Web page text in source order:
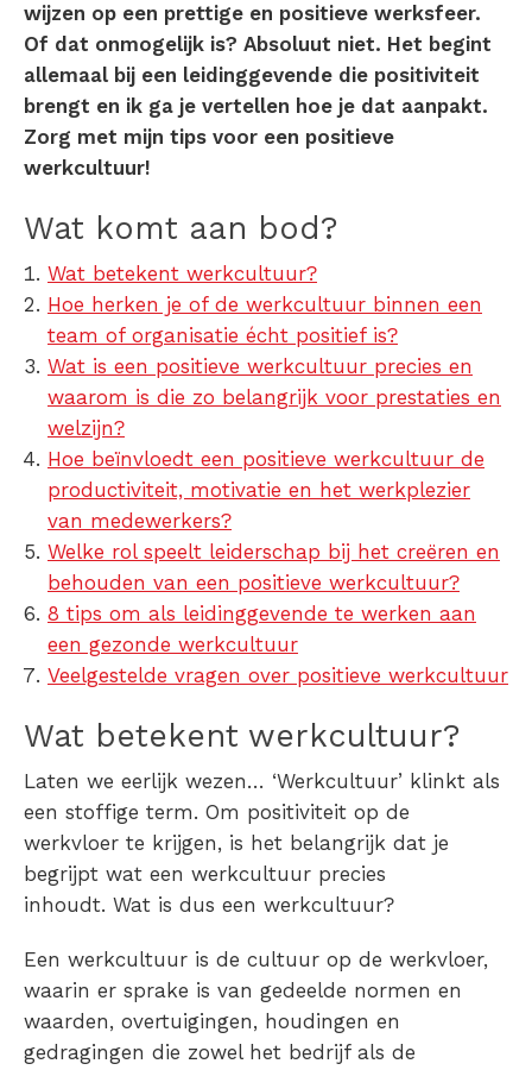
wijzen op een prettige en positieve werksfeer.
Of dat onmogelijk is? Absoluut niet. Het begint
allemaal bij een leidinggevende die positiviteit
brengt en ik ga je vertellen hoe je dat aanpakt.
Zorg met mijn tips voor een positieve
werkcultuur!
Wat komt aan bod?
Wat betekent werkcultuur?
Hoe herken je of de werkcultuur binnen een
team of organisatie écht positief is?
Wat is een positieve werkcultuur precies en
waarom is die zo belangrijk voor prestaties en
welzijn?
Hoe beïnvloedt een positieve werkcultuur de
productiviteit, motivatie en het werkplezier
van medewerkers?
Welke rol speelt leiderschap bij het creëren en
behouden van een positieve werkcultuur?
8 tips om als leidinggevende te werken aan
een gezonde werkcultuur
Veelgestelde vragen over positieve werkcultuur
Wat betekent werkcultuur?
Laten we eerlijk wezen… ‘Werkcultuur’ klinkt als
een stoffige term. Om positiviteit op de
werkvloer te krijgen, is het belangrijk dat je
begrijpt wat een werkcultuur precies
inhoudt. Wat is dus een werkcultuur?
Een werkcultuur is de cultuur op de werkvloer,
waarin er sprake is van gedeelde normen en
waarden, overtuigingen, houdingen en
gedragingen die zowel het bedrijf als de